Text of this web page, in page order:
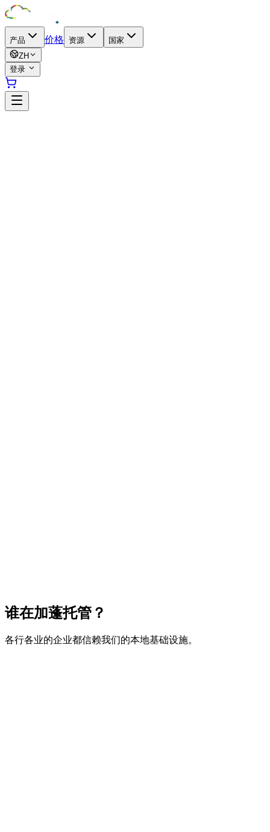
产品 价格 资源
国家
ZH
登录
谁在加蓬托管？
各行各业的企业都信赖我们的本地基础设施。